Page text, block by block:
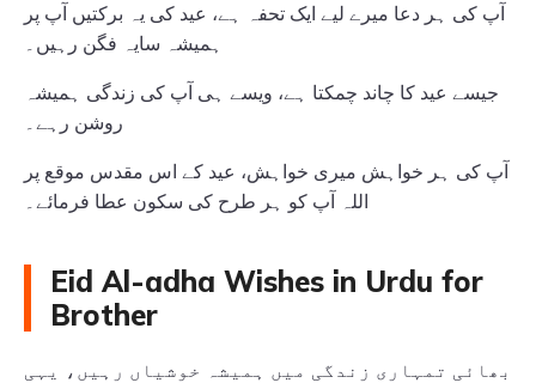
آپ کی ہر دعا میرے لیے ایک تحفہ ہے، عید کی یہ برکتیں آپ پر
ہمیشہ سایہ فگن رہیں۔
جیسے عید کا چاند چمکتا ہے، ویسے ہی آپ کی زندگی ہمیشہ
روشن رہے۔
آپ کی ہر خواہش میری خواہش، عید کے اس مقدس موقع پر
اللہ آپ کو ہر طرح کی سکون عطا فرمائے۔
Eid Al-adha Wishes in Urdu for
Brother
بھائی تمہاری زندگی میں ہمیشہ خوشیاں رہیں، یہی